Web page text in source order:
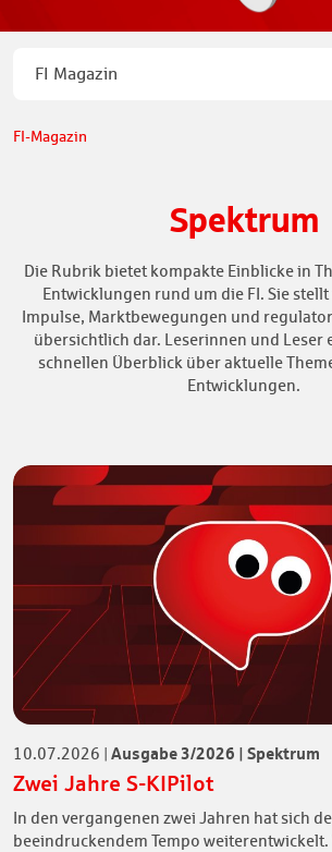
FI Magazin
FI-Magazin
Spektrum
Die Rubrik bietet kompakte Einblicke in
Entwicklungen rund um die FI. Sie
Impulse, Marktbewegungen und
übersichtlich dar. Leserinnen und Leser
schnellen Überblick über aktuelle
Entwicklungen.
10.07.2026 | Ausgabe 3/2026 | Spektrum
Zwei Jahre S-KIPilot
In den vergangenen zwei Jahren hat sich
beeindruckendem Tempo weiterentwickelt.